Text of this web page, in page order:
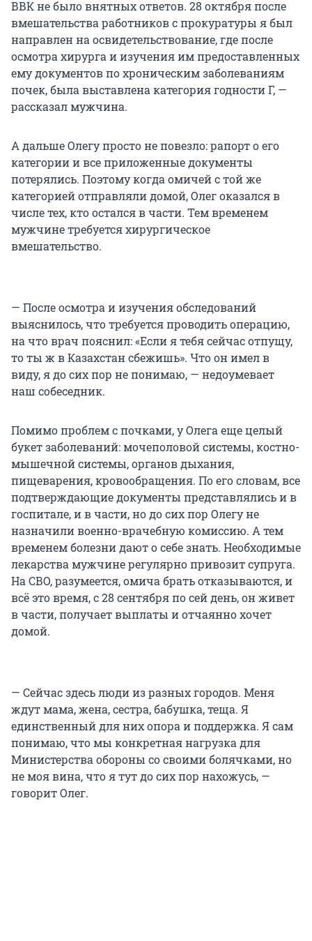
ВВК не было внятных ответов. 28 октября после
вмешательства работников с прокуратуры я был
направлен на освидетельствование, где после
осмотра хирурга и изучения им предоставленных
ему документов по хроническим заболеваниям
почек, была выставлена категория годности Г, —
рассказал мужчина.
А дальше Олегу просто не повезло: рапорт о его
категории и все приложенные документы
потерялись. Поэтому когда омичей с той же
категорией отправляли домой, Олег оказался в
числе тех, кто остался в части. Тем временем
мужчине требуется хирургическое
вмешательство.
— После осмотра и изучения обследований
выяснилось, что требуется проводить операцию,
на что врач пояснил: «Если я тебя сейчас отпущу,
то ты ж в Казахстан сбежишь». Что он имел в
виду, я до сих пор не понимаю, — недоумевает
наш собеседник.
Помимо проблем с почками, у Олега еще целый
букет заболеваний: мочеполовой системы, костно-
мышечной системы, органов дыхания,
пищеварения, кровообращения. По его словам, все
подтверждающие документы представлялись и в
госпитале, и в части, но до сих пор Олегу не
назначили военно-врачебную комиссию. А тем
временем болезни дают о себе знать. Необходимые
лекарства мужчине регулярно привозит супруга.
На СВО, разумеется, омича брать отказываются, и
всё это время, с 28 сентября по сей день, он живет
в части, получает выплаты и отчаянно хочет
домой.
— Сейчас здесь люди из разных городов. Меня
ждут мама, жена, сестра, бабушка, теща. Я
единственный для них опора и поддержка. Я сам
понимаю, что мы конкретная нагрузка для
Министерства обороны со своими болячками, но
не моя вина, что я тут до сих пор нахожусь, —
говорит Олег.